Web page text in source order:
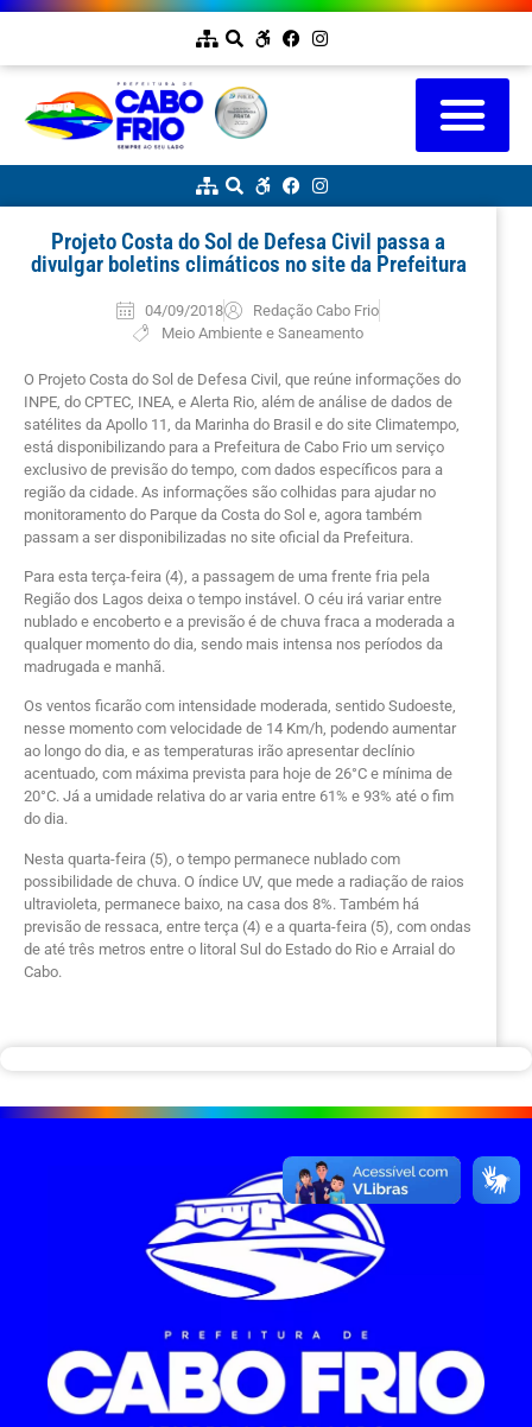
Projeto Costa do Sol de Defesa Civil passa a
divulgar boletins climáticos no site da Prefeitura
04/09/2018
Redação Cabo Frio
Meio Ambiente e Saneamento
O Projeto Costa do Sol de Defesa Civil, que reúne informações do
INPE, do CPTEC, INEA, e Alerta Rio, além de análise de dados de
satélites da Apollo 11, da Marinha do Brasil e do site Climatempo,
está disponibilizando para a Prefeitura de Cabo Frio um serviço
exclusivo de previsão do tempo, com dados específicos para a
região da cidade. As informações são colhidas para ajudar no
monitoramento do Parque da Costa do Sol e, agora também
passam a ser disponibilizadas no site oficial da Prefeitura.
Para esta terça-feira (4), a passagem de uma frente fria pela
Região dos Lagos deixa o tempo instável. O céu irá variar entre
nublado e encoberto e a previsão é de chuva fraca a moderada a
qualquer momento do dia, sendo mais intensa nos períodos da
madrugada e manhã.
Os ventos ficarão com intensidade moderada, sentido Sudoeste,
nesse momento com velocidade de 14 Km/h, podendo aumentar
ao longo do dia, e as temperaturas irão apresentar declínio
acentuado, com máxima prevista para hoje de 26°C e mínima de
20°C. Já a umidade relativa do ar varia entre 61% e 93% até o fim
do dia.
Nesta quarta-feira (5), o tempo permanece nublado com
possibilidade de chuva. O índice UV, que mede a radiação de raios
ultravioleta, permanece baixo, na casa dos 8%. Também há
previsão de ressaca, entre terça (4) e a quarta-feira (5), com ondas
de até três metros entre o litoral Sul do Estado do Rio e Arraial do
Cabo.